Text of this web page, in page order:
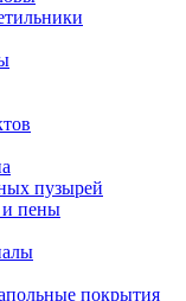
пузырей
и пены
покрытия